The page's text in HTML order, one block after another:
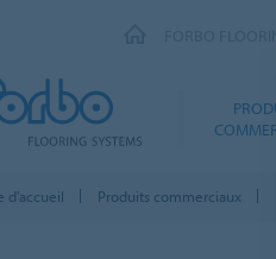
FORBO
d'accueil Produits commerciaux